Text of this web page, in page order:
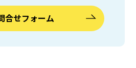
合せフォーム